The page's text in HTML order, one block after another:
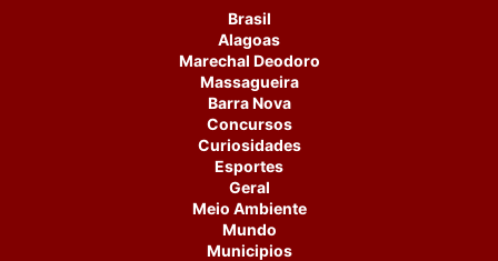
Brasil
Alagoas
Marechal Deodoro
Massagueira
Barra Nova
Concursos
Curiosidades
Esportes
Geral
Meio Ambiente
Mundo
Municipios